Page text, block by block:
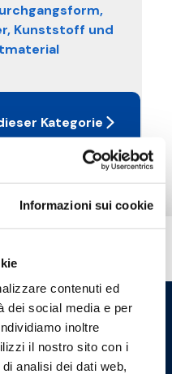
Informazioni sui cookie
contenuti ed
dei social media e per
inoltre
il nostro sito con i
analisi dei dati web,
Kunststoff und
Kategorie